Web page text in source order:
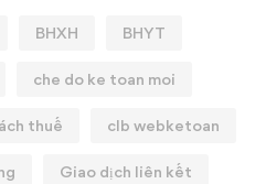
BHXH BHYT
che do ke toan moi
thuế clb webketoan
Giao dịch liên kết